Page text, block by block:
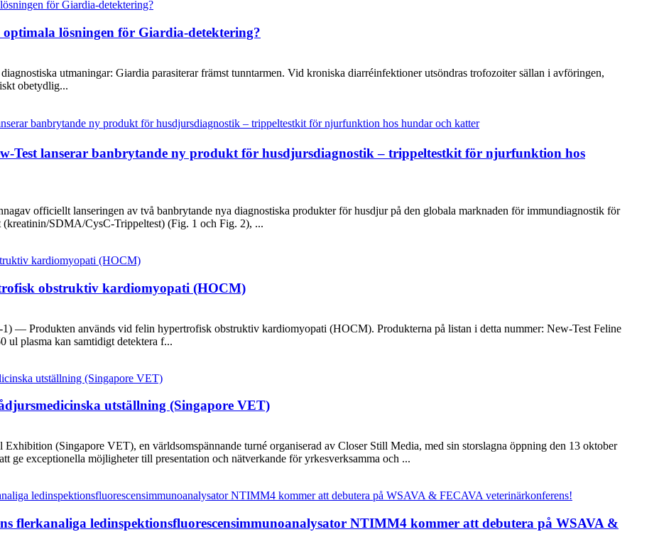
lösningen för Giardia-detektering?
utmaningar: Giardia parasiterar främst tunntarmen. Vid kroniska diarréinfektioner utsöndras trofozoiter sällan i avföringen,
obetydlig...
Test lanserar banbrytande ny produkt för husdjursdiagnostik – trippeltestkit för njurfunktion hos
officiellt lanseringen av två banbrytande nya diagnostiska produkter för husdjur på den globala marknaden för immundiagnostik för
SDMA/CysC-Trippeltest) (Fig. 1 och Fig. 2), ...
obstruktiv kardiomyopati (HOCM)
— Produkten används vid felin hypertrofisk obstruktiv kardiomyopati (HOCM). Produkterna på listan i detta nummer: New-Test Feline
ul plasma kan samtidigt detektera f...
utställning (Singapore VET)
(Singapore VET), en världsomspännande turné organiserad av Closer Still Media, med sin storslagna öppning den 13 oktober
ge exceptionella möjligheter till presentation och nätverkande för yrkesverksamma och ...
flerkanaliga ledinspektionsfluorescensimmunoanalysator NTIMM4 kommer att debutera på WSAVA &